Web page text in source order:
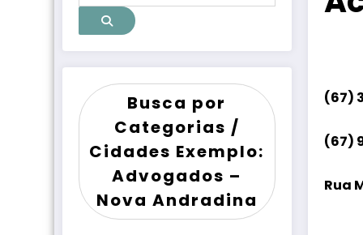
Busca por
Categorias /
Cidades Exemplo:
Advogados –
Nova Andradina
(67)
(67)
Rua